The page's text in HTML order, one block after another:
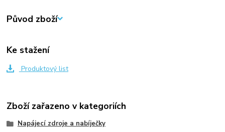
Původ zboží
Ke stažení
Produktový list
Zboží zařazeno v kategoriích
Napájecí zdroje a nabíječky